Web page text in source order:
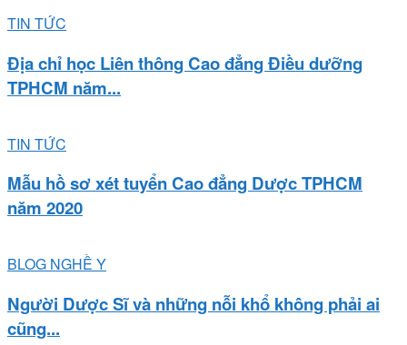
TIN TỨC
Địa chỉ học Liên thông Cao đẳng Điều dưỡng
TPHCM năm...
TIN TỨC
Mẫu hồ sơ xét tuyển Cao đẳng Dược TPHCM
năm 2020
BLOG NGHỀ Y
Người Dược Sĩ và những nỗi khổ không phải ai
cũng...